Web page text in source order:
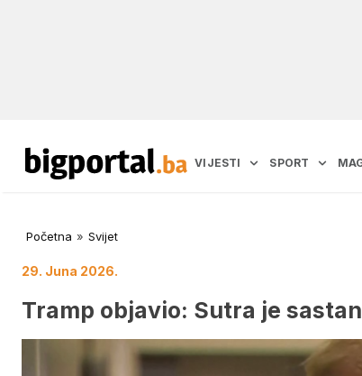
VIJESTI SPORT
Početna » Svijet
29. Juna 2026.
Tramp objavio: Sutra je